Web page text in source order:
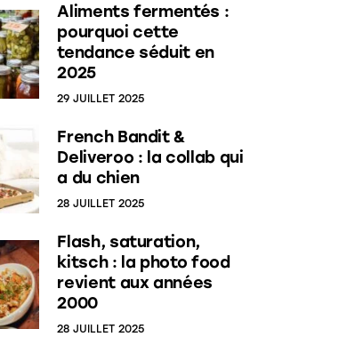
Aliments fermentés :
pourquoi cette
tendance séduit en
2025
29 JUILLET 2025
French Bandit &
Deliveroo : la collab qui
a du chien
28 JUILLET 2025
Flash, saturation,
kitsch : la photo food
revient aux années
2000
28 JUILLET 2025